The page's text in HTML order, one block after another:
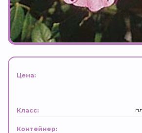
Цена:
Класс:
Контейнер: